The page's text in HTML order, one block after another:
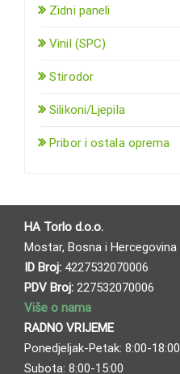
Zidni paneli
Vinil (SPC)
Stirodor
Silikoni/Ljepila
Pribor i ostala oprema
HA Torlo d.o.o.
Mostar, Bosna i Hercegovina
ID Broj: 4227532070006
PDV Broj: 227532070006
Više o nama
RADNO VRIJEME
Ponedjeljak-Petak: 8:00-18:00
Subota: 8:00-15:00